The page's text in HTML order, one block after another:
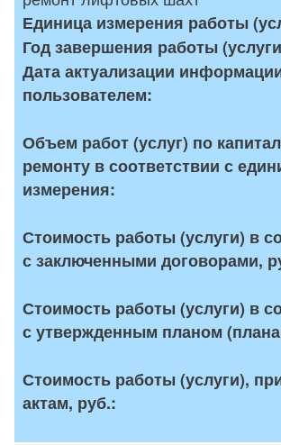
Единица измерения работы
Год завершения работы
Дата актуализации
пользователем:
Объем работ (услуг) по
ремонту в соответствии с
измерения:
Стоимость работы (услуги) в
с заключенными договорами,
Стоимость работы (услуги) в
с утвержденным планом
Стоимость работы (услуги),
актам, руб.: